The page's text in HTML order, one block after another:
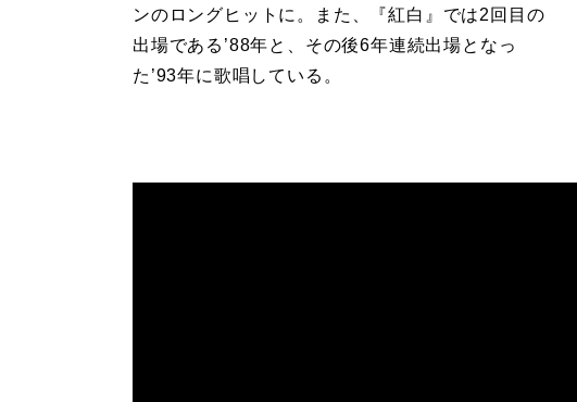
ンのロングヒットに。また、『紅白』では2回目の
出場である’88年と、その後6年連続出場となっ
た’93年に歌唱している。